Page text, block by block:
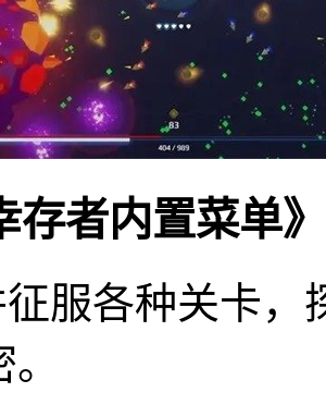
存者内置菜单
征服各种关卡